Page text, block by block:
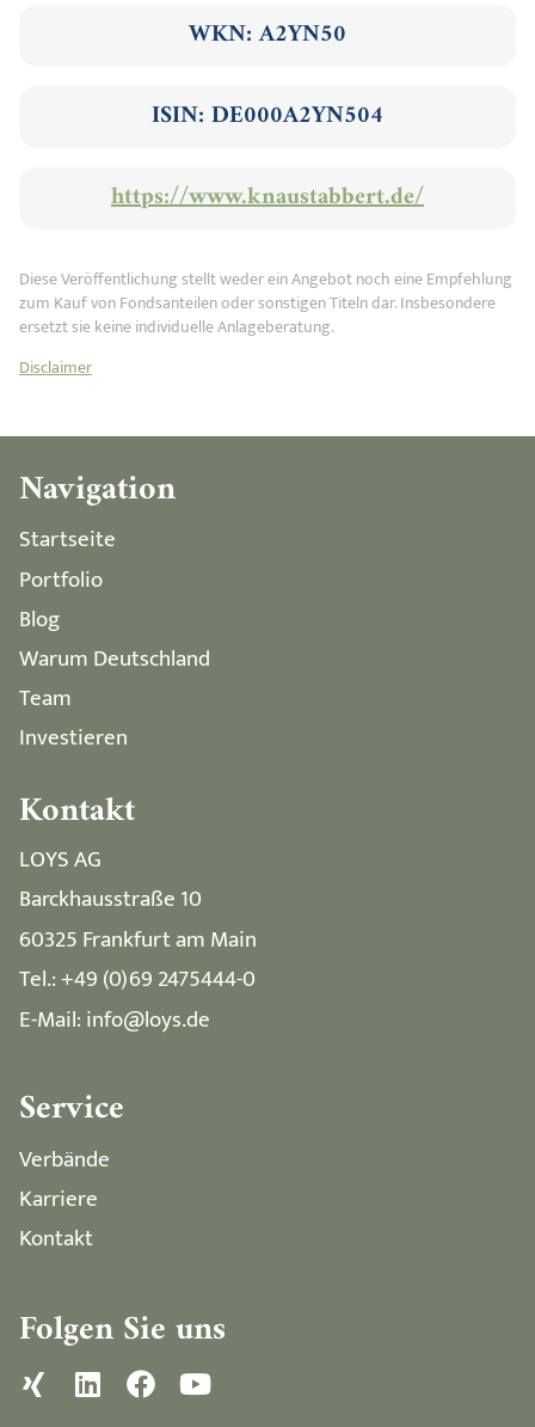
WKN: A2YN50
ISIN: DE000A2YN504
https://www.knaustabbert.de/
Diese Veröffentlichung stellt weder ein Angebot noch eine Empfehlung
zum Kauf von Fondsanteilen oder sonstigen Titeln dar. Insbesondere
ersetzt sie keine individuelle Anlageberatung.
Disclaimer
Navigation
Startseite
Portfolio
Blog
Warum Deutschland
Team
Investieren
Kontakt
LOYS AG
Barckhausstraße 10
60325 Frankfurt am Main
Tel.: +49 (0)69 2475444-0
E-Mail: info@loys.de
Service
Verbände
Karriere
Kontakt
Folgen Sie uns